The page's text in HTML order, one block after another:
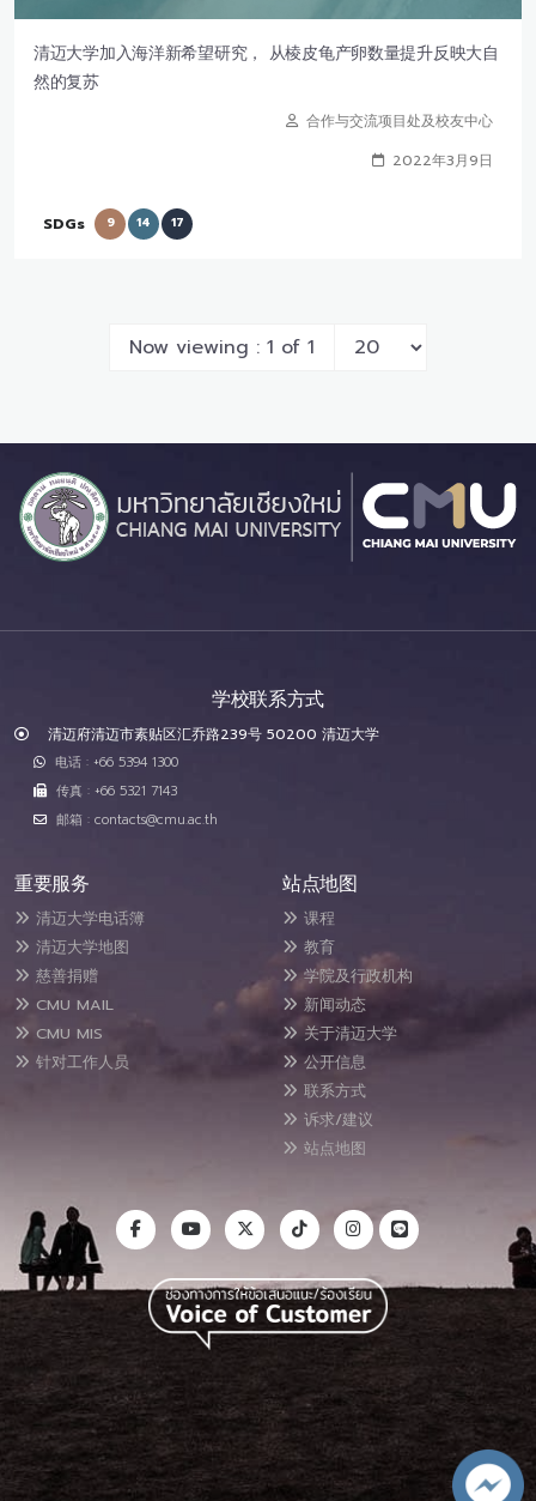
清迈大学加入海洋新希望研究， 从棱皮龟产卵数量提升反映大自
然的复苏
合作与交流项目处及校友中心
2022年3月9日
SDGs 9 14 17
Now viewing : 1 of 1
学校联系方式
清迈府清迈市素贴区汇乔路239号 50200 清迈大学
电话 : +66 5394 1300
传真 : +66 5321 7143
邮箱 : contacts@cmu.ac.th
重要服务
清迈大学电话簿
清迈大学地图
慈善捐赠
CMU MAIL
CMU MIS
针对工作人员
站点地图
课程
教育
学院及行政机构
新闻动态
关于清迈大学
公开信息
联系方式
诉求/建议
站点地图